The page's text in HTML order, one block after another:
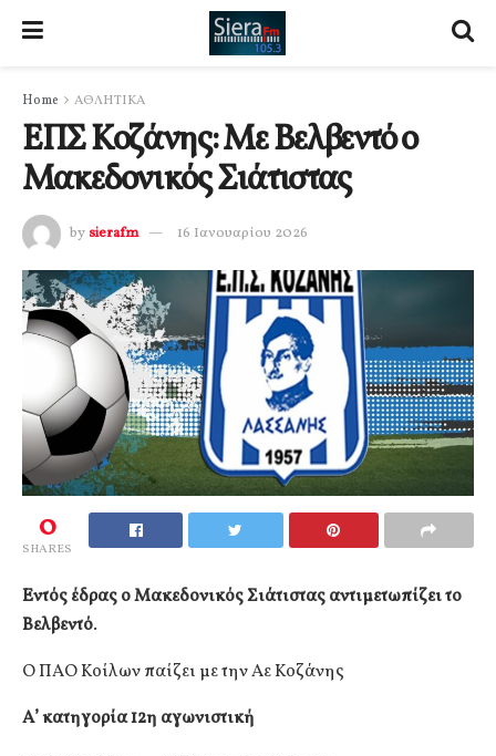
Home ΑΘΛΗΤΙΚΑ
ΕΠΣ Κοζάνης: Με Βελβεντό ο
Μακεδονικός Σιάτιστας
by sierafm 16 Ιανουαρίου 2026
0
SHARES
Εντός έδρας ο Μακεδονικός Σιάτιστας αντιμετωπίζει το
Βελβεντό.
Ο ΠΑΟ Κοίλων παίζει με την Αε Κοζάνης
Α’ κατηγορία 12η αγωνιστική